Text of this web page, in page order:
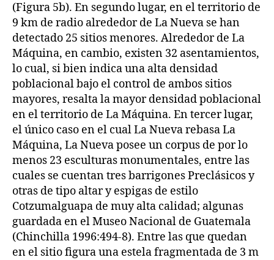
(Figura 5b). En segundo lugar, en el territorio de
9 km de radio alrededor de La Nueva se han
detectado 25 sitios menores. Alrededor de La
Máquina, en cambio, existen 32 asentamientos,
lo cual, si bien indica una alta densidad
poblacional bajo el control de ambos sitios
mayores, resalta la mayor densidad poblacional
en el territorio de La Máquina. En tercer lugar,
el único caso en el cual La Nueva rebasa La
Máquina, La Nueva posee un corpus de por lo
menos 23 esculturas monumentales, entre las
cuales se cuentan tres barrigones Preclásicos y
otras de tipo altar y espigas de estilo
Cotzumalguapa de muy alta calidad; algunas
guardada en el Museo Nacional de Guatemala
(Chinchilla 1996:494-8). Entre las que quedan
en el sitio figura una estela fragmentada de 3 m